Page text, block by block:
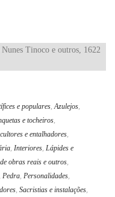
e populares,Azulejos,
e tocheiros,
e entalhadores,
, Interiores, Lápides e
obras reais e outros,
Pedra, Personalidades,
, Sacristias e instalações,